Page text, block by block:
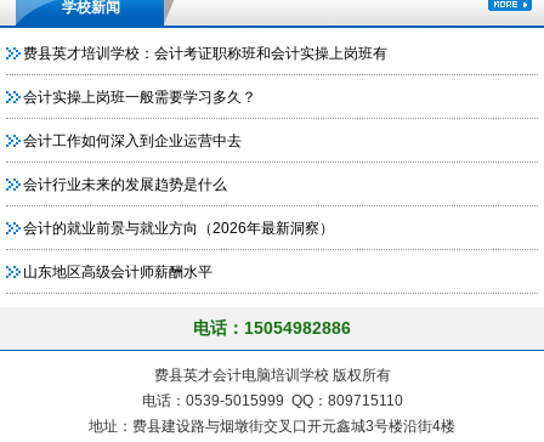
学校新闻
费县英才培训学校：会计考证职称班和会计实操上岗班有
会计实操上岗班一般需要学习多久？
会计工作如何深入到企业运营中去
会计行业未来的发展趋势是什么
会计的就业前景与就业方向（2026年最新洞察）
山东地区高级会计师薪酬水平
电话：15054982886
费县英才会计电脑培训学校 版权所有
电话：0539-5015999 QQ：809715110
地址：费县建设路与烟墩街交叉口开元鑫城3号楼沿街4楼